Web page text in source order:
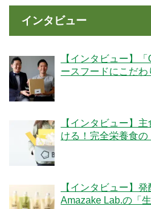
インタビュー
【インタビュー】
ースフードにこだ
【インタビュー】
ける！完全栄養食
【インタビュー】
Amazake Lab.の「